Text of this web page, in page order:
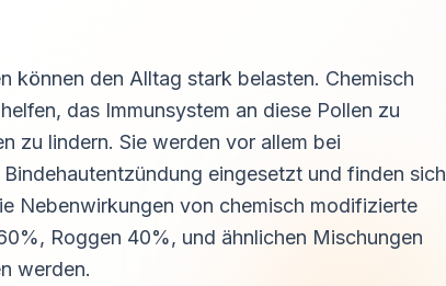
können den Alltag stark belasten. Chemisch
das Immunsystem an diese Pollen zu
zu lindern. Sie werden vor allem bei
eingesetzt und finden sich
Nebenwirkungen von chemisch modifizierte
Roggen 40%, und ähnlichen Mischungen
werden.